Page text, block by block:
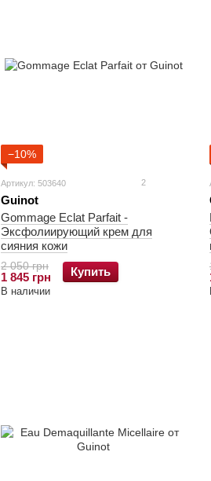
−10%
Артикул: 503640 2
Guinot
Gommage Eclat Parfait -
Эксфолиирующий крем для
сияния кожи
2 050 грн
1 845 грн Купить
В наличии